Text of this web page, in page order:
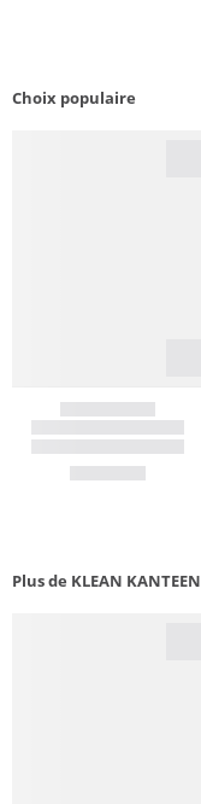
Choix populaire
Plus de KLEAN KANTEEN